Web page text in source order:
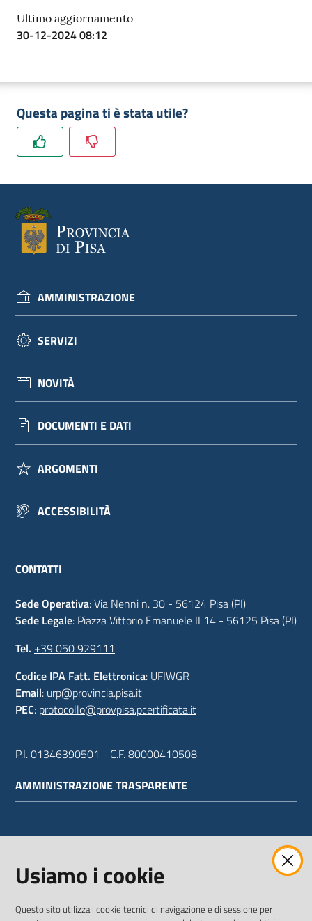
Ultimo aggiornamento
30-12-2024 08:12
Questa pagina ti è stata utile?
AMMINISTRAZIONE
SERVIZI
NOVITÀ
DOCUMENTI E DATI
ARGOMENTI
ACCESSIBILITÀ
CONTATTI
Sede Operativa: Via Nenni n. 30 - 56124 Pisa (PI)
Sede Legale: Piazza Vittorio Emanuele II 14 - 56125 Pisa (PI)
Tel. +39 050 929111
Codice IPA Fatt. Elettronica: UFIWGR
Email: urp@provincia.pisa.it
PEC: protocollo@provpisa.pcertificata.it
P.I. 01346390501 - C.F. 80000410508
AMMINISTRAZIONE TRASPARENTE
Usiamo i cookie
Questo sito utilizza i cookie tecnici di navigazione e di sessione per